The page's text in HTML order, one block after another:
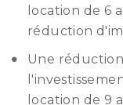
location de 6
réduction
Une
location de 9